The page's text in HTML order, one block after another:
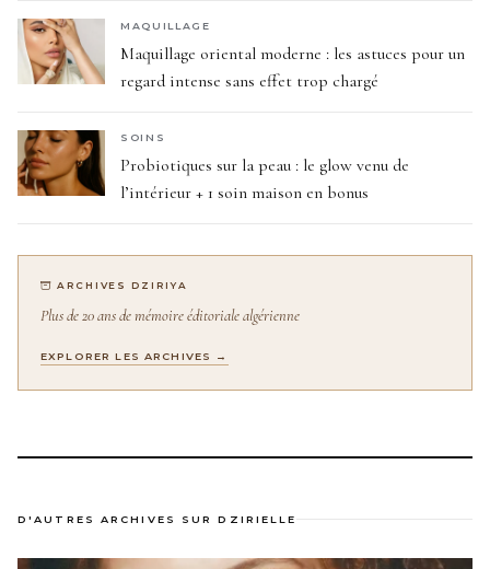
MAQUILLAGE
Maquillage oriental moderne : les astuces pour un
regard intense sans effet trop chargé
SOINS
Probiotiques sur la peau : le glow venu de
l’intérieur + 1 soin maison en bonus
ARCHIVES DZIRIYA
Plus de 20 ans de mémoire éditoriale algérienne
EXPLORER LES ARCHIVES →
D'AUTRES ARCHIVES SUR DZIRIELLE